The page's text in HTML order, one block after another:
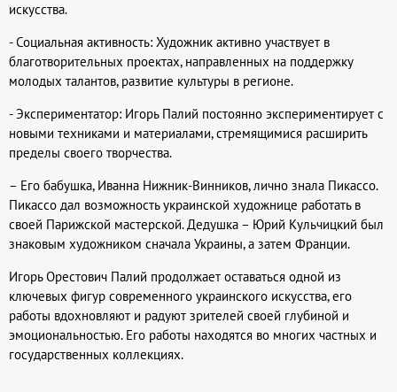
искусства.
- Социальная активность: Художник активно участвует в
благотворительных проектах, направленных на поддержку
молодых талантов, развитие культуры в регионе.
- Экспериментатор: Игорь Палий постоянно экспериментирует с
новыми техниками и материалами, стремящимися расширить
пределы своего творчества.
– Его бабушка, Иванна Нижник-Винников, лично знала Пикассо.
Пикассо дал возможность украинской художнице работать в
своей Парижской мастерской. Дедушка – Юрий Кульчицкий был
знаковым художником сначала Украины, а затем Франции.
Игорь Орестович Палий продолжает оставаться одной из
ключевых фигур современного украинского искусства, его
работы вдохновляют и радуют зрителей своей глубиной и
эмоциональностью. Его работы находятся во многих частных и
государственных коллекциях.